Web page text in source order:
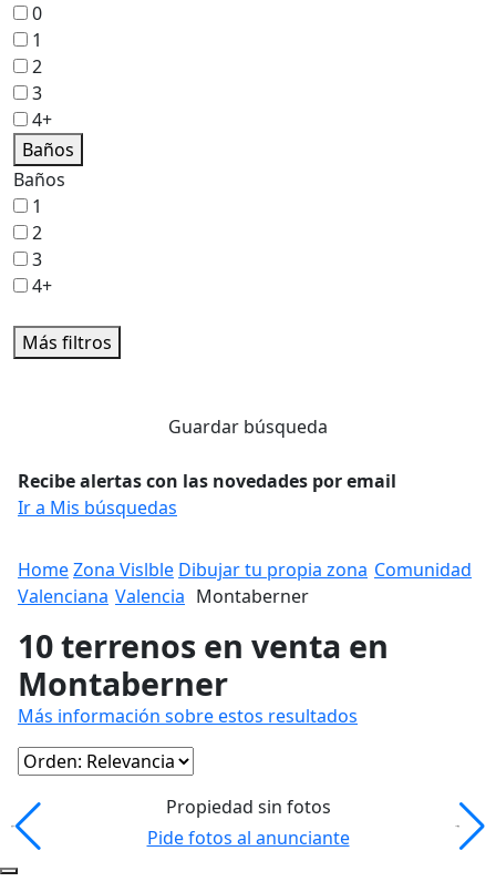
0
1
2
3
4+
Baños
Baños
1
2
3
4+
Más filtros
Guardar búsqueda
Recibe alertas con las novedades por email
Ir a Mis búsquedas
HomeZona Vislble Dibujar tu propia zona Comunidad
Valenciana Valencia Montaberner
10 terrenos en venta en
Montaberner
Más información sobre estos resultados
Propiedad sin fotos
Pide fotos al anunciante